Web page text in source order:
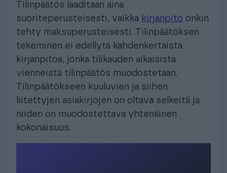
Tilinpäätös laaditaan aina
suoriteperusteisesti, vaikka kirjanpito onkin
tehty maksuperusteisesti. Tilinpäätöksen
tekeminen ei edellytä kahdenkertaista
kirjanpitoa, jonka tilikauden aikaisista
vienneistä tilinpäätös muodostetaan.
Tilinpäätökseen kuuluvien ja siihen
liitettyjen asiakirjojen on oltava selkeitä ja
niiden on muodostettava yhtenäinen
kokonaisuus.